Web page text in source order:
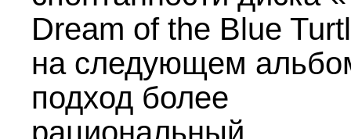
Dream of the Blue
на следующем
подход более
рациональный,